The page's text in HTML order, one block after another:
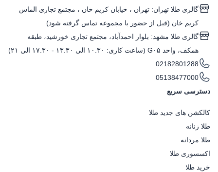
گالری طلا تهران: تهران ، خيابان كريم خان ، مجتمع تجاري الماس
كريم خان (قبل از حضور با مجموعه تماس گرفته شود)
گالری طلا مشهد: بلوار احمدآباد، مجتمع تجاری خورشید، طبقه
همکف، واحد G۰۵ (ساعت کاری: ۱۰.۳۰ الی ۱۳.۳۰ - ۱۷.۳۰ الی ۲۱)
02182801288
05138477000
دسترسی سریع
کالکشن های جدید طلا
طلا زنانه
طلا مردانه
اکسسوری طلا
خرید طلا